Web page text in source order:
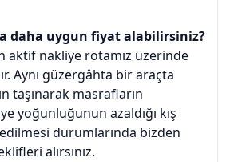
daha uygun fiyat alabilirsiniz?
aktif nakliye rotamız üzerinde
Aynı güzergâhta bir araçta
taşınarak masrafların
yoğunluğunun azaldığı kış
durumlarında bizden
alırsınız.